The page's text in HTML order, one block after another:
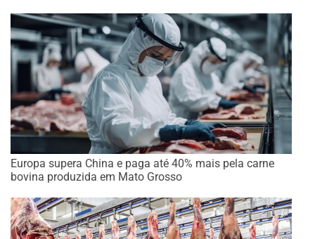
Europa supera China e paga até 40% mais pela carne
bovina produzida em Mato Grosso